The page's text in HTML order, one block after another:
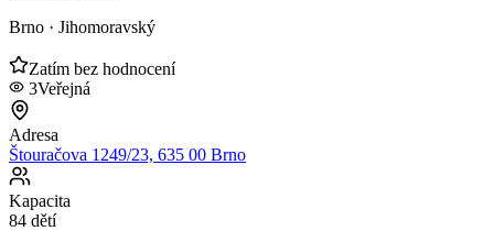
Brno · Jihomoravský
Zatím bez hodnocení
3Veřejná
Adresa
Štouračova 1249/23, 635 00 Brno
Kapacita
84 dětí